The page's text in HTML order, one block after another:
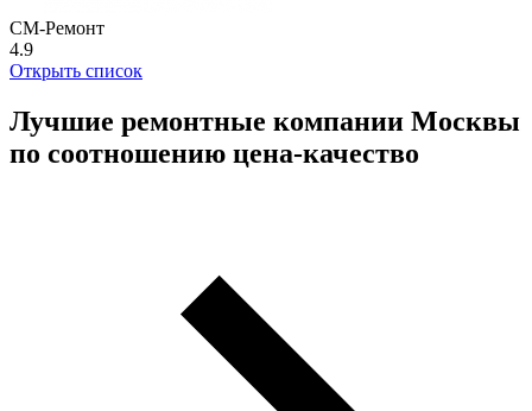
СМ-Ремонт
4.9
Открыть список
Лучшие ремонтные компании Москвы
по соотношению цена-качество